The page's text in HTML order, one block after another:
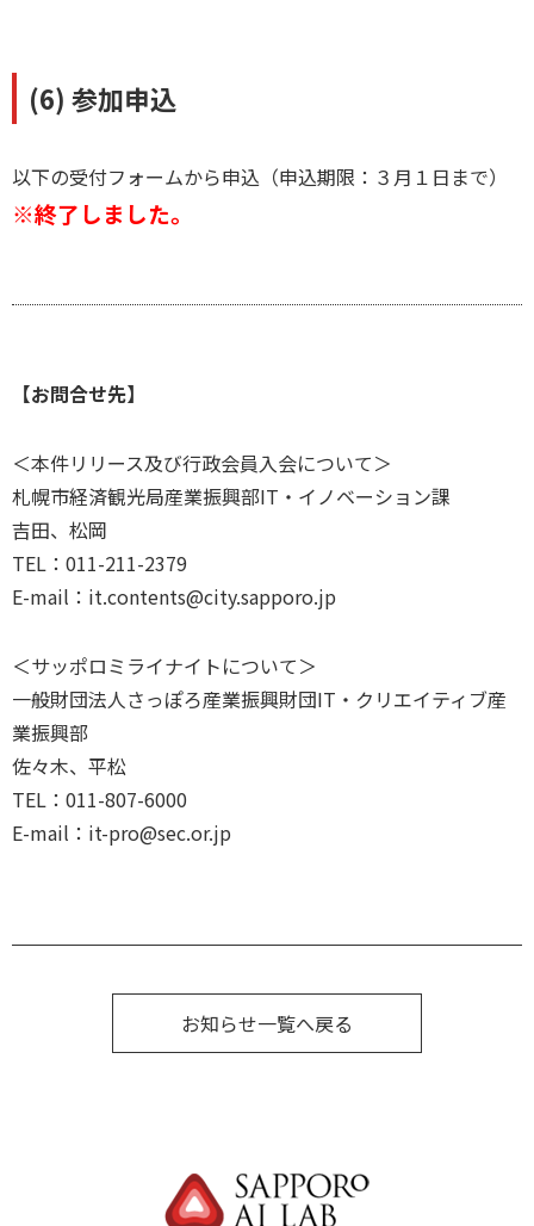
(6) 参加申込
以下の受付フォームから申込（申込期限：３月１日まで）
※終了しました。
【お問合せ先】
＜本件リリース及び行政会員入会について＞
札幌市経済観光局産業振興部IT・イノベーション課
吉田、松岡
TEL：011-211-2379
E-mail：it.contents@city.sapporo.jp
＜サッポロミライナイトについて＞
一般財団法人さっぽろ産業振興財団IT・クリエイティブ産
業振興部
佐々木、平松
TEL：011-807-6000
E-mail：it-pro@sec.or.jp
お知らせ一覧へ戻る